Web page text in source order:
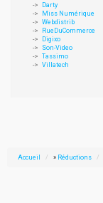
Darty
Miss Numérique
Webdistrib
RueDuCommerce
Digixo
Son-Video
Tassimo
Villatech
Accueil » Réductions